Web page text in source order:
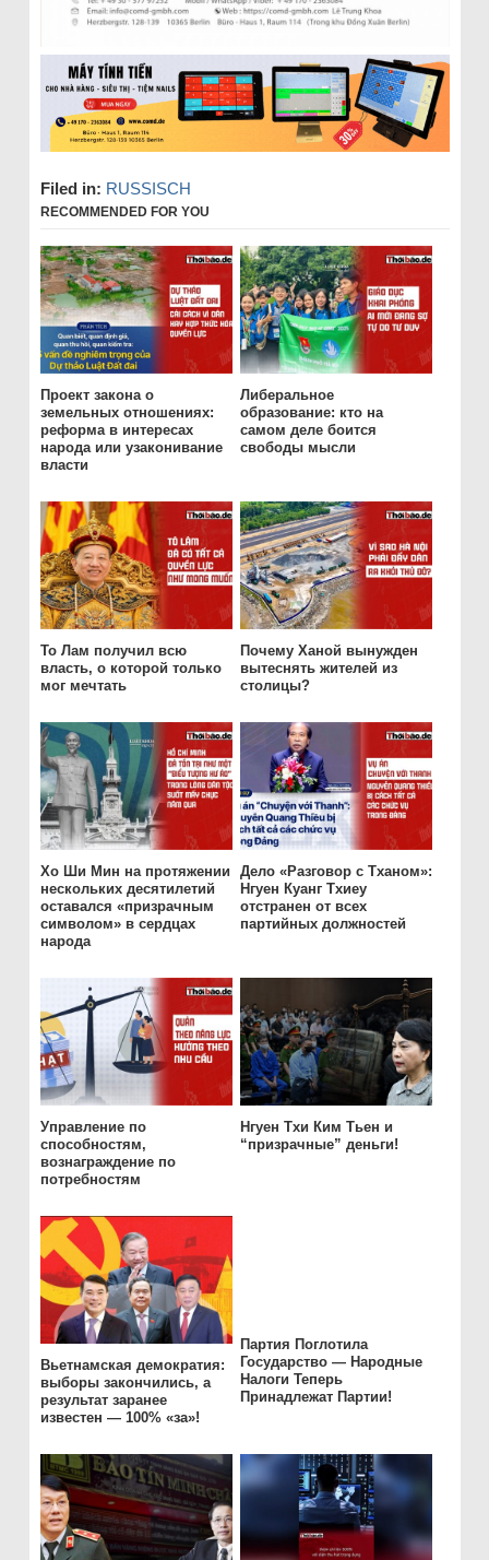
Filed in: RUSSISCH
RECOMMENDED FOR YOU
Проект закона о
земельных отношениях:
реформа в интересах
народа или узаконивание
власти
Либеральное
образование: кто на
самом деле боится
свободы мысли
То Лам получил всю
власть, о которой только
мог мечтать
Почему Ханой вынужден
вытеснять жителей из
столицы?
Хо Ши Мин на протяжении
нескольких десятилетий
оставался «призрачным
символом» в сердцах
народа
Дело «Разговор с Тханом»:
Нгуен Куанг Тхиеу
отстранен от всех
партийных должностей
Управление по
способностям,
вознаграждение по
потребностям
Нгуен Тхи Ким Тьен и
“призрачные” деньги!
Вьетнамская демократия:
выборы закончились, а
результат заранее
известен — 100% «за»!
Партия Поглотила
Государство — Народные
Налоги Теперь
Принадлежат Партии!